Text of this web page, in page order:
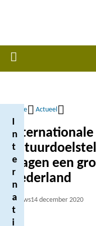
inhoud
Home
Kruimelpad
Home Actueel
Internationale
vragen een
Nederland
Nieuws14 december 2020
I
n
t
e
r
n
a
t
i